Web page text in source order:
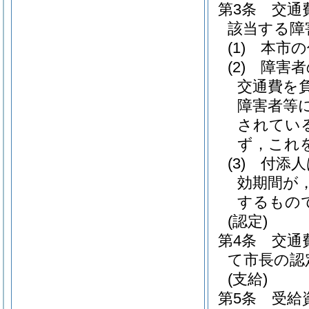
第3条
交通
該当する
(1)
本市
(2)
障害
交通費を
障害者等
されてい
ず，これ
(3)
付添
効期間が
するもの
(認定)
第4条
交通
て市長の
(支給)
第5条
受給